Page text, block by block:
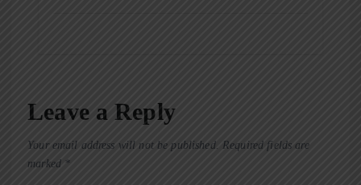
Leave a Reply
Your email address will not be published. Required fields are
marked *